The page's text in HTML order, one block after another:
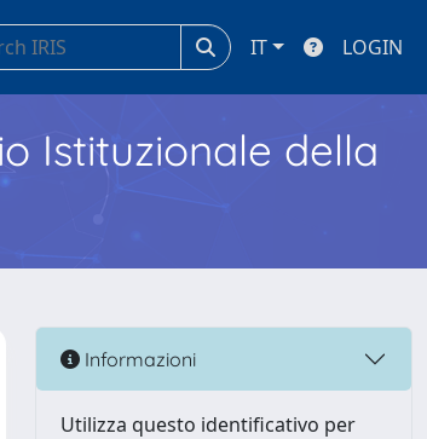
IT LOGIN
Istituzionale della
Informazioni
Utilizza questo identificativo per